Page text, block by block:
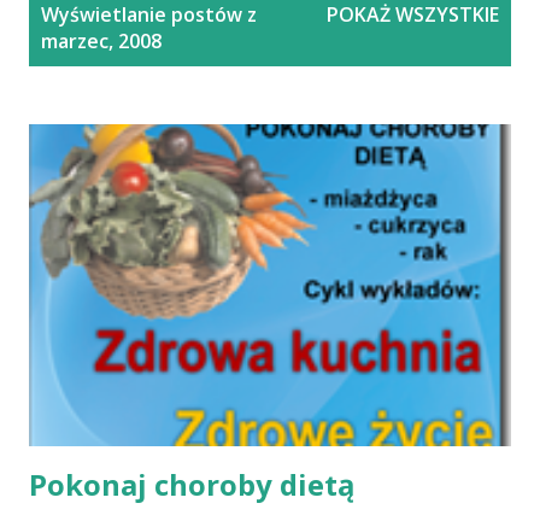
Wyświetlanie postów z
marzec, 2008
POKAŻ WSZYSTKIE
Pokonaj choroby dietą